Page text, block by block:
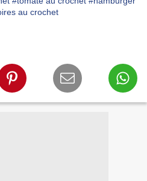
au crochet